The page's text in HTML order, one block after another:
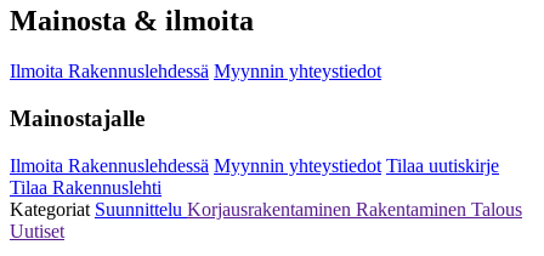
Mainosta & ilmoita
Ilmoita Rakennuslehdessä Myynnin yhteystiedot
Mainostajalle
Ilmoita Rakennuslehdessä Myynnin yhteystiedot Tilaa uutiskirje
Tilaa Rakennuslehti
Kategoriat Suunnittelu Korjausrakentaminen Rakentaminen Talous
Uutiset